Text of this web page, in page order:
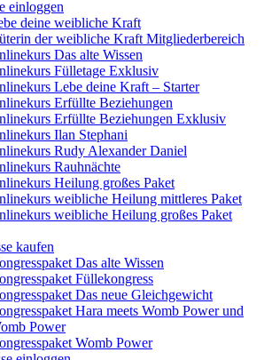
einloggen
deine weibliche Kraft
der weibliche Kraft Mitgliederbereich
Das alte Wissen
Fülletage Exklusiv
Lebe deine Kraft – Starter
Erfüllte Beziehungen
Erfüllte Beziehungen Exklusiv
Ilan Stephani
Rudy Alexander Daniel
Rauhnächte
Heilung großes Paket
weibliche Heilung mittleres Paket
weibliche Heilung großes Paket
kaufen
Das alte Wissen
Füllekongress
Das neue Gleichgewicht
Hara meets Womb Power und
Power
Womb Power